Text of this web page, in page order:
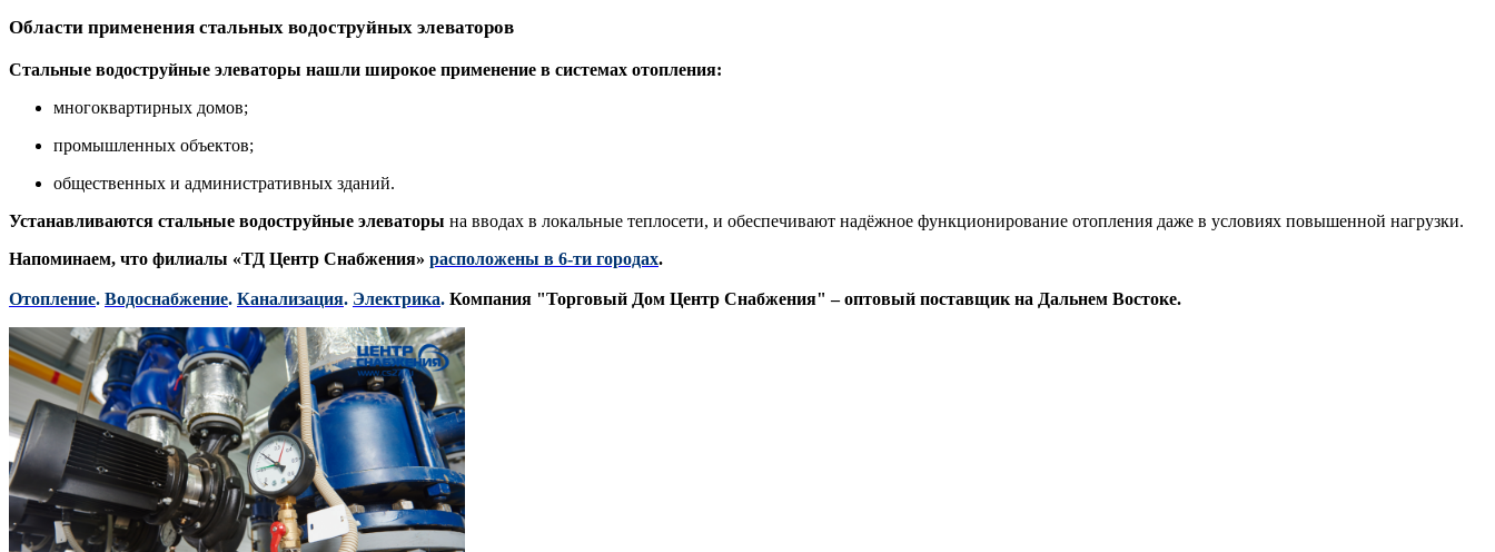
Области применения стальных водоструйных элеваторов
Стальные водоструйные элеваторы нашли широкое применение в системах отопления:
многоквартирных домов;
промышленных объектов;
общественных и административных зданий.
Устанавливаются стальные водоструйные элеваторы на вводах в локальные теплосети, и обеспечивают надёжное функционирование отопления даже в условиях повышенной нагрузки.
Напоминаем, что филиалы «ТД Центр Снабжения» расположены в 6-ти городах.
Отопление. Водоснабжение. Канализация. Электрика. Компания "Торговый Дом Центр Снабжения" – оптовый поставщик на Дальнем Востоке.